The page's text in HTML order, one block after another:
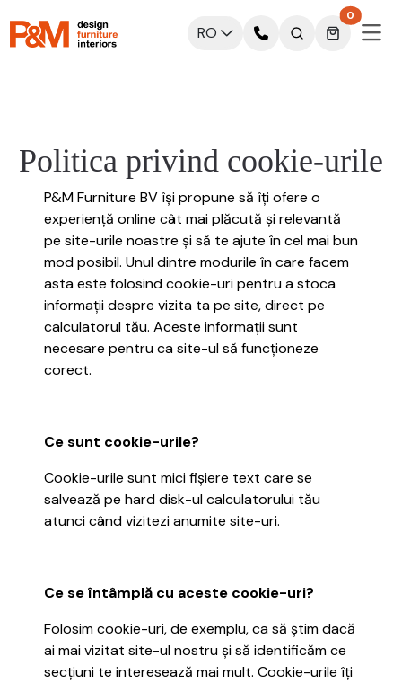
RO
0
Politica privind cookie-urile
P&M Furniture BV își propune să îți ofere o
experiență online cât mai plăcută și relevantă
pe site-urile noastre și să te ajute în cel mai bun
mod posibil. Unul dintre modurile în care facem
asta este folosind cookie-uri pentru a stoca
informații despre vizita ta pe site, direct pe
calculatorul tău. Aceste informații sunt
necesare pentru ca site-ul să funcționeze
corect.
Ce sunt cookie-urile?
Cookie-urile sunt mici fișiere text care se
salvează pe hard disk-ul calculatorului tău
atunci când vizitezi anumite site-uri.
Ce se întâmplă cu aceste cookie-uri?
Folosim cookie-uri, de exemplu, ca să știm dacă
ai mai vizitat site-ul nostru și să identificăm ce
secțiuni te interesează mai mult. Cookie-urile îți